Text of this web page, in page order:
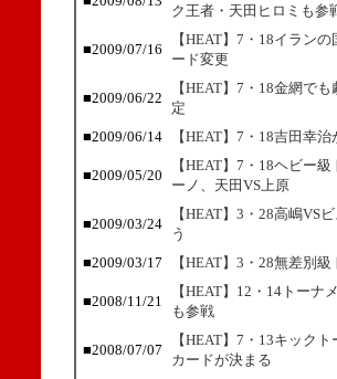
ク王者・天田ヒロミも参
■2009/07/16
【HEAT】7・18イラン
ード変更
■2009/06/22
【HEAT】7・18金網で
定
■2009/06/14
【HEAT】7・18吉田幸
■2009/05/20
【HEAT】7・18ヘビー
ーノ、天田VS上原
■2009/03/24
【HEAT】3・28高嶋VS
う
■2009/03/17
【HEAT】3・28無差別
■2008/11/21
【HEAT】12・14トー
も参戦
■2008/07/07
【HEAT】7・13キック
カードが決まる